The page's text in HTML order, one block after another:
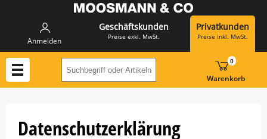
Anmelden
Geschäftskunden
Preise exkl. MwSt.
Privatkunden
Preise inkl. MwSt.
Suchbegriff oder Artikelnummer hier
Warenkorb
0
Datenschutz­erklärung